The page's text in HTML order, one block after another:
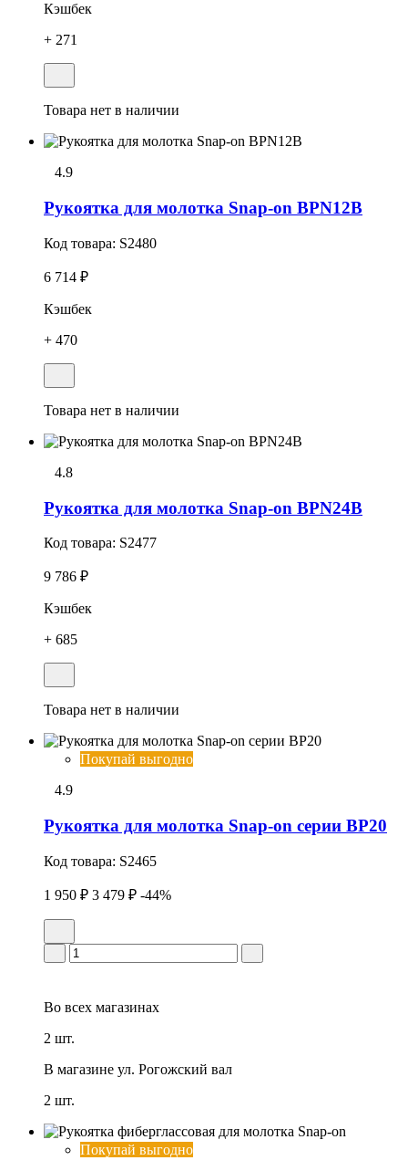
Кэшбек
+ 271
Товара нет в наличии
4.9
Рукоятка для молотка Snap-on BPN12B
Код товара: S2480
6 714 ₽
Кэшбек
+ 470
Товара нет в наличии
4.8
Рукоятка для молотка Snap-on BPN24B
Код товара: S2477
9 786 ₽
Кэшбек
+ 685
Товара нет в наличии
Покупай выгодно
4.9
Рукоятка для молотка Snap-on серии BP20
Код товара: S2465
1 950 ₽ 3 479 ₽ -44%
Во всех магазинах
2 шт.
В магазине ул. Рогожский вал
2 шт.
Покупай выгодно